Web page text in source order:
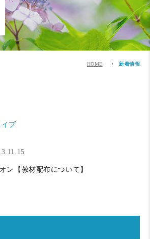
HOME 新着情報
ブ
ン【教材配布について】